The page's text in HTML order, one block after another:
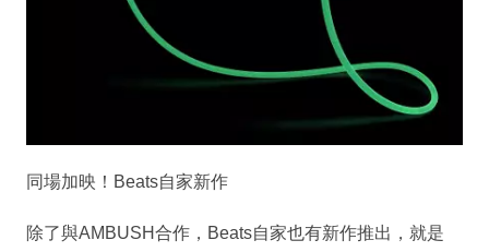
同場加映！Beats自家新作
除了與AMBUSH合作，Beats自家也有新作推出，就是